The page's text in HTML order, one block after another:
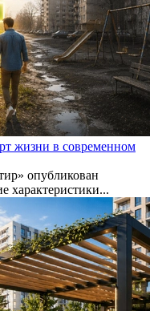
жизни в современном
опубликован
характеристики...